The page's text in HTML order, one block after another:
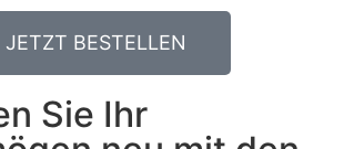
JETZT BESTELLEN
Sie Ihr